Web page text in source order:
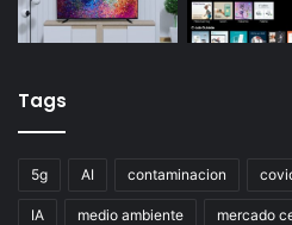
Tags
5g AI contaminacion
IA medio ambiente mercado